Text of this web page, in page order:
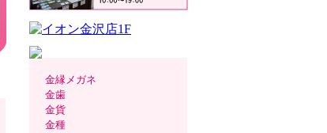
金縁メガネ
金歯
金貨
金種